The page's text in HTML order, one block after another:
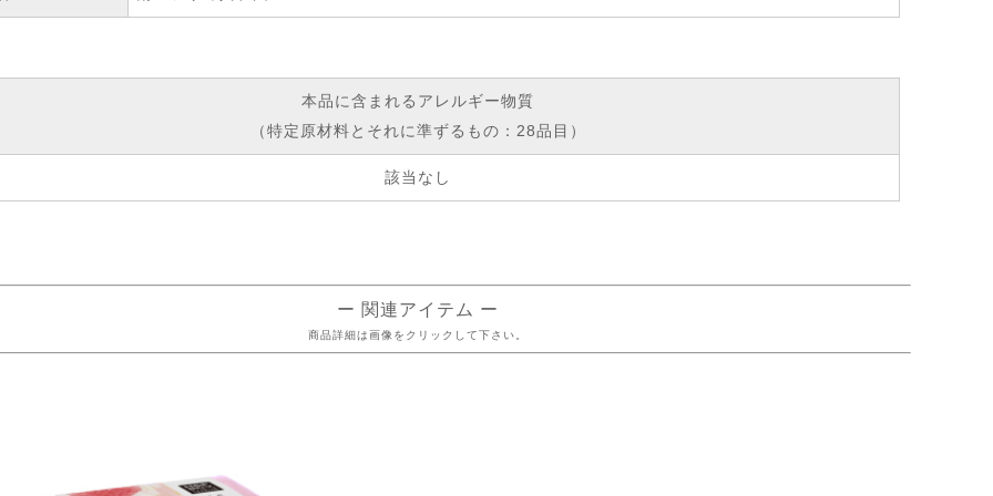
本品に含まれるアレルギー物質
（特定原材料とそれに準ずるもの：28品目）
該当なし
ー 関連アイテム ー
商品詳細は画像をクリックして下さい。